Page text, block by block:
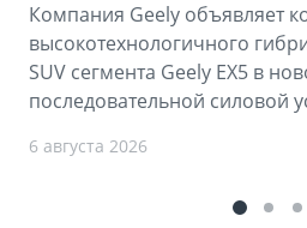
Компания Geely объявляет
высокотехнологичного
SUV сегмента Geely EX5 в
последовательной силовой
6 августа 2026